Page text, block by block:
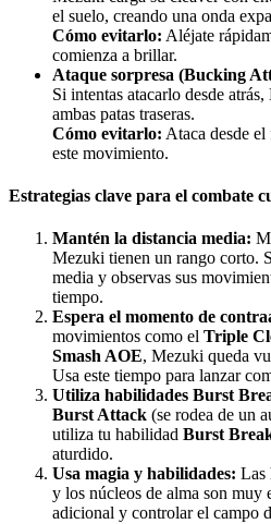
el suelo, creando una onda
Cómo evitarlo: Aléjate
comienza a brillar.
Ataque sorpresa (Bucking
Si intentas atacarlo desde
ambas patas traseras.
Cómo evitarlo: Ataca desde
este movimiento.
Estrategias clave para el combate
Mantén la distancia media:
Mezuki tienen un rango corto.
media y observas sus
tiempo.
Espera el momento de
movimientos como el Triple
Smash AOE, Mezuki queda
Usa este tiempo para lanzar
Utiliza habilidades Burst
Burst Attack (se rodea de un
utiliza tu habilidad Burst
aturdido.
Usa magia y habilidades: Las
y los núcleos de alma son muy
adicional y controlar el campo